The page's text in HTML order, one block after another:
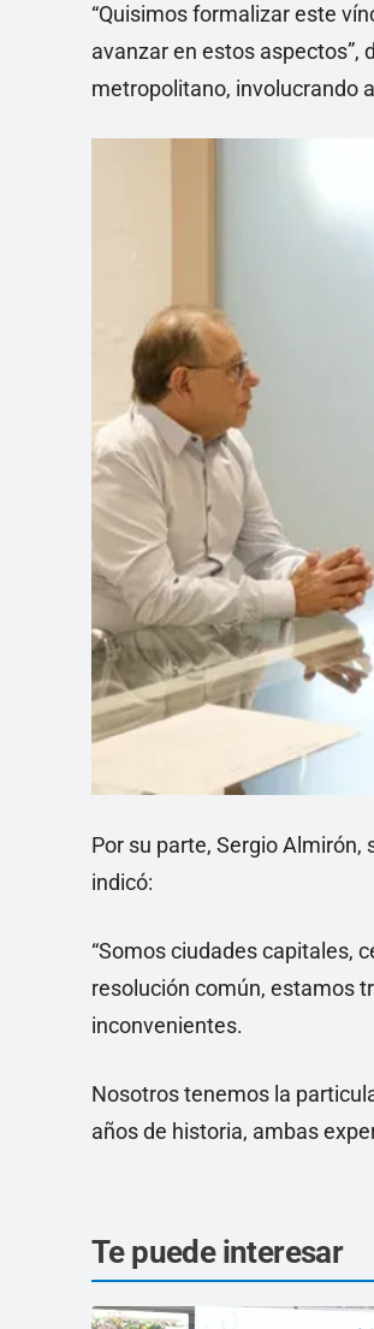
“Quisimos formalizar este
avanzar en estos aspectos”,
metropolitano, involucrando
Por su parte, Sergio
indicó:
“Somos ciudades capitales,
resolución común, estamos
inconvenientes.
Nosotros tenemos la
años de historia, ambas
Te puede interesar